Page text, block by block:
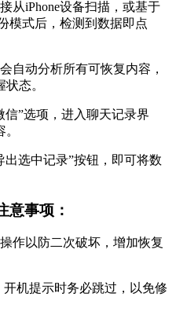
从iPhone设备扫描，或基于
模式后，检测到数据即点
自动分析所有可恢复内容，
态。
”选项，进入聊天记录界
选中记录”按钮，即可将数
意事项：
作以防二次破坏，增加恢复
机提示时务必跳过，以免修